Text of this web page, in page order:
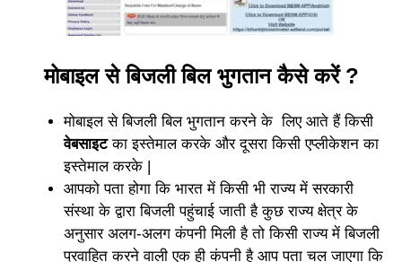
मोबाइल से बिजली बिल भुगतान कैसे करें ?
मोबाइल से बिजली बिल भुगतान करने के लिए आते हैं किसी
वेबसाइटका इस्तेमाल करके और दूसरा किसी एप्लीकेशन का
इस्तेमाल करके |
आपको पता होगा कि भारत में किसी भी राज्य में सरकारी
संस्था के द्वारा बिजली पहुंचाई जाती है कुछ राज्य क्षेत्र के
अनुसार अलग-अलग कंपनी मिली है तो किसी राज्य में बिजली
प्रवाहित करने वाली एक ही कंपनी है आप पता चल जाएगा कि